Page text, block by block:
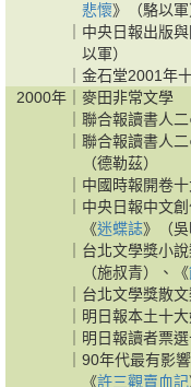
悲懷》（駱以
中央日報出版
以軍）
金石堂2001年
2000年｜ 麥田非常文學
聯合報讀書人
聯合報讀書人
（德勒茲）
中國時報開卷
中央日報中文
《迷蝶誌》（吳
台北文學獎小
（施叔青）、《
台北文學獎散
明日報本土十
明日報讀者票
90年代最有影
《許三觀賣血記